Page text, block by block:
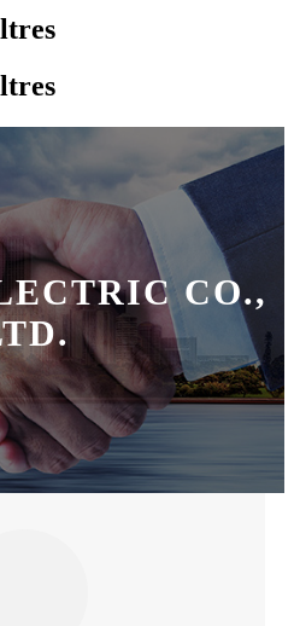
CO.,